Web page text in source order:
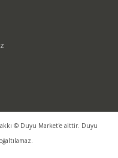
© Duyu Market'e aittir. Duyu